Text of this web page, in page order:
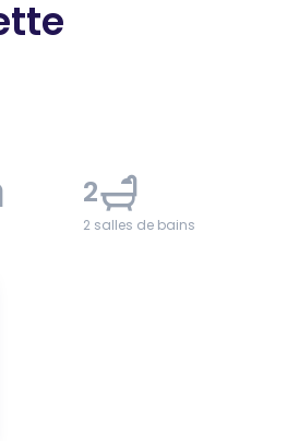
2
2 salles de bains